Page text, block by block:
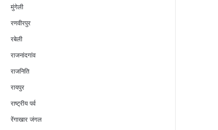
मुंगेली
रणवीरपुर
रबेली
राजनांदगांव
राजनिति
रायपुर
राष्ट्रीय पर्व
रेंगाखार जंगल